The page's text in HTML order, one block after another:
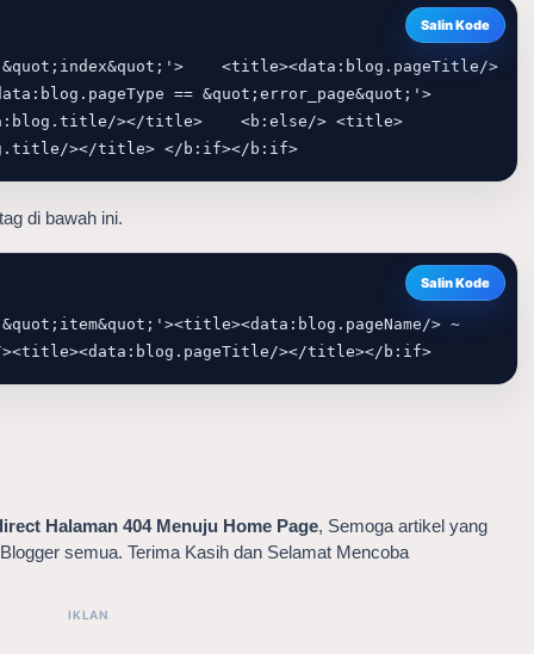
Salin Kode
&quot;index&quot;'>    <title><data:blog.pageTitle/>
== &quot;error_page&quot;'>
></title>    <b:else/> <title>
></title> </b:if></b:if>
di bawah ini.
Salin Kode
> ~
></title></b:if>
Halaman 404 Menuju Home Page, Semoga artikel yang
semua. Terima Kasih dan Selamat Mencoba